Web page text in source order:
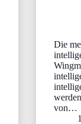
Die
von…